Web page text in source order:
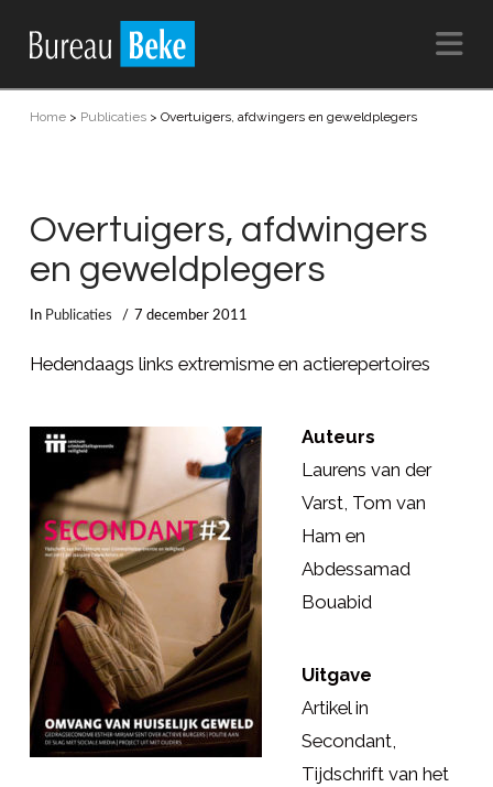
Home> Publicaties> Overtuigers, afdwingers en geweldplegers
Overtuigers, afdwingers
en geweldplegers
In Publicaties 7 december 2011
Hedendaags links extremisme en actierepertoires
Auteurs
Laurens van der
Varst, Tom van
Ham en
Abdessamad
Bouabid
Uitgave
Artikel in
Secondant,
Tijdschrift van het